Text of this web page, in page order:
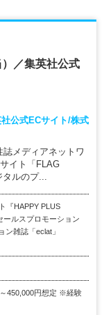
／集英社公式
公式ECサイト/株式
メディアネットワ
イト「FLAG
ルのプ...
『HAPPY PLUS
ールスプロモーション
ン雑誌「eclat」
450,000円想定 ※経験